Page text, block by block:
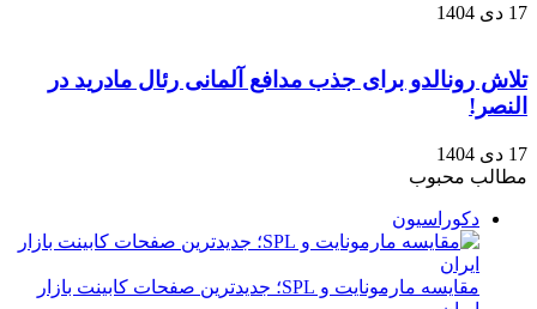
17 دی 1404
تلاش رونالدو برای جذب مدافع آلمانی رئال مادرید در
النصر!
17 دی 1404
مطالب محبوب
دکوراسیون
مقایسه مارمونایت و SPL؛ جدیدترین صفحات کابینت بازار